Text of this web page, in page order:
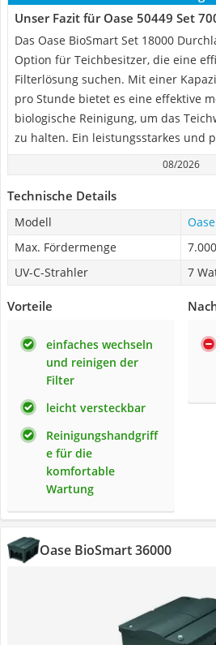
Unser Fazit für Oase 50449 Set
Das Oase BioSmart Set 18000
Option für Teichbesitzer, die eine
Filterlösung suchen. Mit einer
pro Stunde bietet es eine effektive
biologische Reinigung, um das
zu halten. Ein leistungsstarkes und
08/2026
Technische Details
Modell
Max. Fördermenge
UV-C-Strahler
7
Vorteile
einfaches wechseln
und reinigen der
Filter
leicht versteckbar
Reinigungshandgriff
e für die
komfortable
Wartung
Oase BioSmart 36000